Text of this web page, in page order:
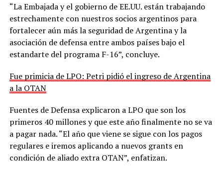
“La Embajada y el gobierno de EE.UU. están trabajando
estrechamente con nuestros socios argentinos para
fortalecer aún más la seguridad de Argentina y la
asociación de defensa entre ambos países bajo el
estandarte del programa F-16”, concluye.
Fue primicia de LPO: Petri pidió el ingreso de Argentina
a la OTAN
Fuentes de Defensa explicaron a LPO que son los
primeros 40 millones y que este año finalmente no se va
a pagar nada. “El año que viene se sigue con los pagos
regulares e iremos aplicando a nuevos grants en
condición de aliado extra OTAN”, enfatizan.